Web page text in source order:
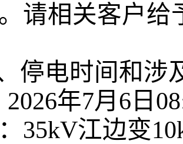
请相关客户给
停电时间和涉
2026年7月6日
35kV江边变